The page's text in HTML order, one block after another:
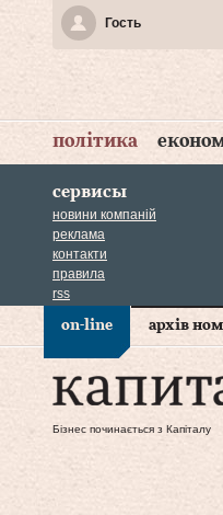
Гость
політика
сервисы
новини компаній
реклама
контакти
правила
rss
on-line архів
Бізнес починається з Капіталу